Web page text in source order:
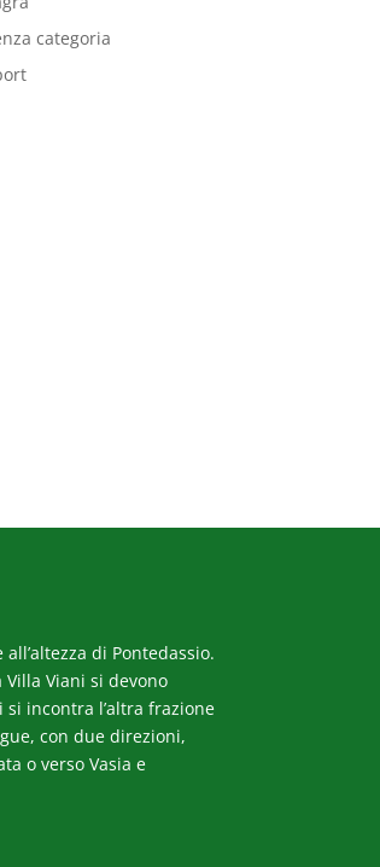
categoria
di Pontedassio.
Villa Viani si devono
si incontra l’altra frazione
con due direzioni,
o verso Vasia e